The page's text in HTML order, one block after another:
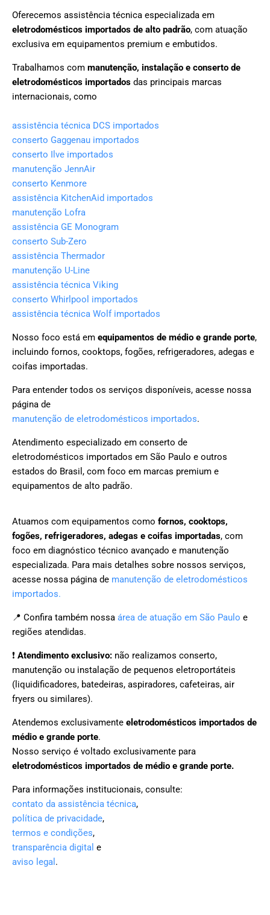
Oferecemos assistência técnica especializada em
eletrodomésticos importados de alto padrão, com atuação
exclusiva em equipamentos premium e embutidos.
Trabalhamos com manutenção, instalação e conserto de
eletrodomésticos importados das principais marcas
internacionais, como
assistência técnica DCS importados
conserto Gaggenau importados
conserto Ilve importados
manutenção JennAir
conserto Kenmore
assistência KitchenAid importados
manutenção Lofra
assistência GE Monogram
conserto Sub-Zero
assistência Thermador
manutenção U-Line
assistência técnica Viking
conserto Whirlpool importados
assistência técnica Wolf importados
Nosso foco está em equipamentos de médio e grande porte,
incluindo fornos, cooktops, fogões, refrigeradores, adegas e
coifas importadas.
Para entender todos os serviços disponíveis, acesse nossa
página de
manutenção de eletrodomésticos importados.
Atendimento especializado em conserto de
eletrodomésticos importados em São Paulo e outros
estados do Brasil, com foco em marcas premium e
equipamentos de alto padrão.
Atuamos com equipamentos como fornos, cooktops,
fogões, refrigeradores, adegas e coifas importadas, com
foco em diagnóstico técnico avançado e manutenção
especializada. Para mais detalhes sobre nossos serviços,
acesse nossa página de manutenção de eletrodomésticos
importados.
📍 Confira também nossa área de atuação em São Paulo e
regiões atendidas.
❗ Atendimento exclusivo: não realizamos conserto,
manutenção ou instalação de pequenos eletroportáteis
(liquidificadores, batedeiras, aspiradores, cafeteiras, air
fryers ou similares).
Atendemos exclusivamente eletrodomésticos importados de
médio e grande porte.
Nosso serviço é voltado exclusivamente para
eletrodomésticos importados de médio e grande porte.
Para informações institucionais, consulte:
contato da assistência técnica,
política de privacidade,
termos e condições,
transparência digital e
aviso legal .